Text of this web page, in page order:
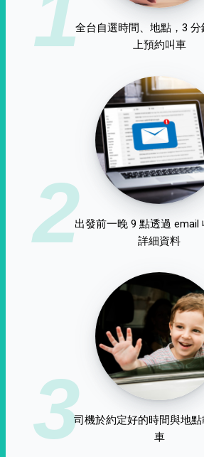
全台自選時間、地點，3 分
上預約叫車
2出發前一晚 9 點透過 email
詳細資料
3司機於約定好的時間與地
車